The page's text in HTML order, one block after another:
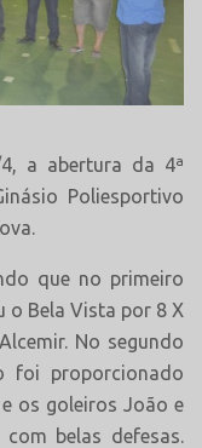
a abertura da 4ª
Poliesportivo
que no primeiro
o Bela Vista por 8 X
No segundo
foi proporcionado
os goleiros João e
belas defesas.